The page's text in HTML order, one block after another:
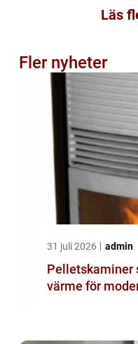
Läs
Fler nyheter
31 juli 2026 admin
Pelletskaminer smart och hållbar
värme för